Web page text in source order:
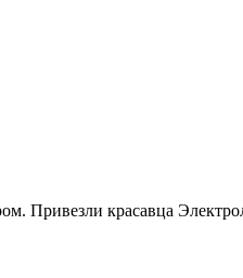
Привезли красавца